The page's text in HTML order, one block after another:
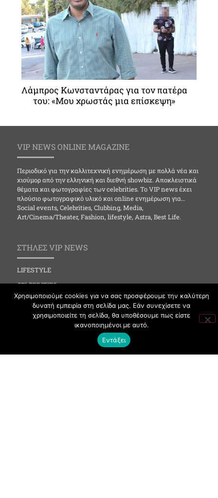
Λάμπρος Κωνσταντάρας για τον πατέρα
του: «Μου χρωστάς μια επίσκεψη»
VIP NEWS ONLINE MAGAZINE
Περιοδικό για την καλλιτεχνική ενημέρωση με πολλά νέα και
χιούμορ από την ελληνική και διεθνή showbiz. Αποκλειστικά
θέματα και φωτογραφίες των celebrities. Το VIP news έχει
πλούσιο φωτογραφικό υλικό και online ενημέρωση για…
Social events, Celebrities, Clubbing, Media,
Art/Cinema/Theater, Fashion, lifestyle, Astra, Best Life.
ΣΤΗΛΕΣ VIP NEWS
LIFESTYLE
CELEBRITIES
MEDIA
SOCIAL EVENTS
Χρησιμοποιούμε cookies για να σας προσφέρουμε την καλύτερη
δυνατή εμπειρία στη σελίδα μας. Εάν συνεχίσετε να
χρησιμοποιείτε τη σελίδα, θα υποθέσουμε πως είστε
ικανοποιημένοι με αυτό.
Εντάξει